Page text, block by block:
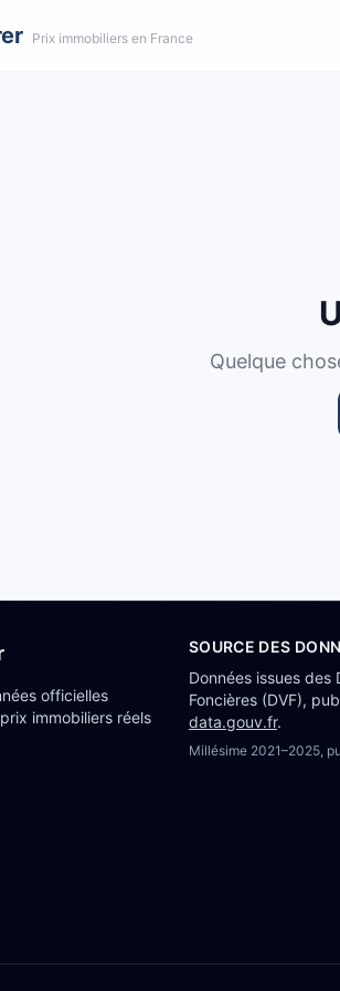
Prix immobiliers en France
Quelque
officielles
immobiliers réels
SOURCE DES
Données issues des
Foncières (DVF),
data.gouv.fr.
Millésime 2021–2025,